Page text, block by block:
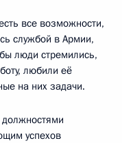
все возможности,
службой в Армии,
люди стремились,
любили её
на них задачи.
успехов